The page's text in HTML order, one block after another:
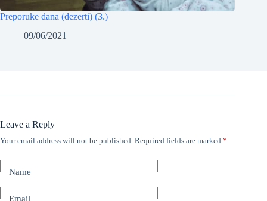
Preporuke dana (dezerti) (3.)
09/06/2021
Leave a Reply
Your email address will not be published. Required fields are marked *
Name
Email